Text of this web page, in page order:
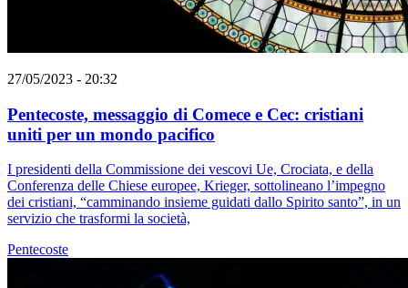
27/05/2023 - 20:32
Pentecoste, messaggio di Comece e Cec: cristiani
uniti per un mondo pacifico
I presidenti della Commissione dei vescovi Ue, Crociata, e della
Conferenza delle Chiese europee, Krieger, sottolineano l’impegno
dei cristiani, “camminando insieme guidati dallo Spirito santo”, in un
servizio che trasformi la società,
Pentecoste